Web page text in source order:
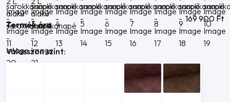
Termék ára
169 900 Ft
Válasszon színt: